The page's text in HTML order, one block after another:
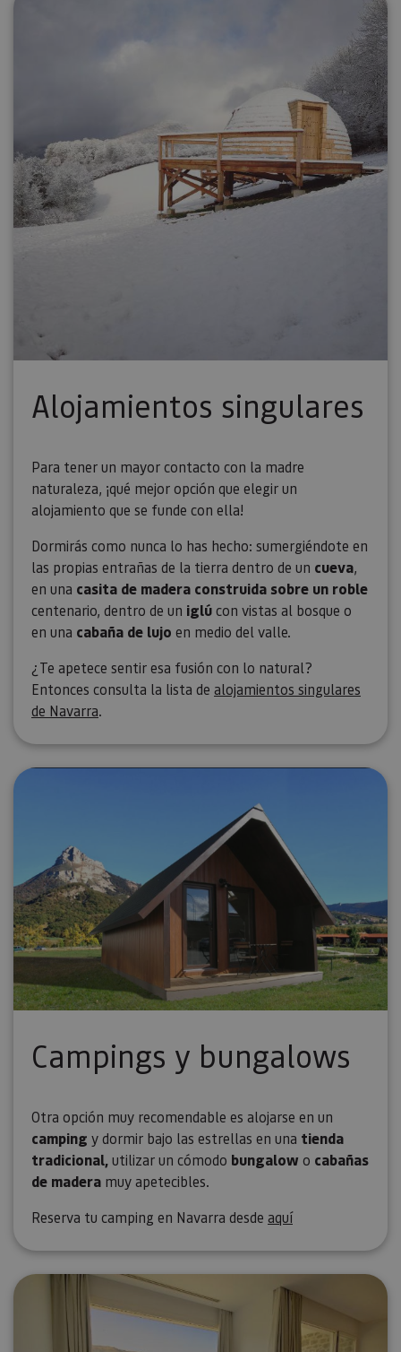
Alojamientos singulares
Para tener un mayor contacto con la madre
naturaleza, ¡qué mejor opción que elegir un
alojamiento que se funde con ella!
Dormirás como nunca lo has hecho: sumergiéndote en
las propias entrañas de la tierra dentro de un cueva,
en una casita de madera construida sobre un roble
centenario, dentro de un iglúcon vistas al bosque o
en una cabaña de lujo en medio del valle.
¿Te apetece sentir esa fusión con lo natural?
Entonces consulta la lista de alojamientos singulares
de Navarra.
Campings y bungalows
Otra opción muy recomendable es alojarse en un
camping y dormir bajo las estrellas en una tienda
tradicional,utilizar un cómodo bungalow o cabañas
de madera muy apetecibles.
Reserva tu camping en Navarra desde aquí